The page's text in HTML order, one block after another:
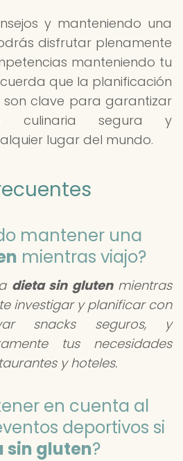
y manteniendo una
disfrutar plenamente
manteniendo tu
que la planificación
clave para garantizar
culinaria segura y
lugar del mundo.
mantener una
mientras viajo?
dieta sin glutenmientras
investigar y planificar con
snacks seguros, y
tus necesidades
y hoteles.
en cuenta al
deportivos si
sin gluten?